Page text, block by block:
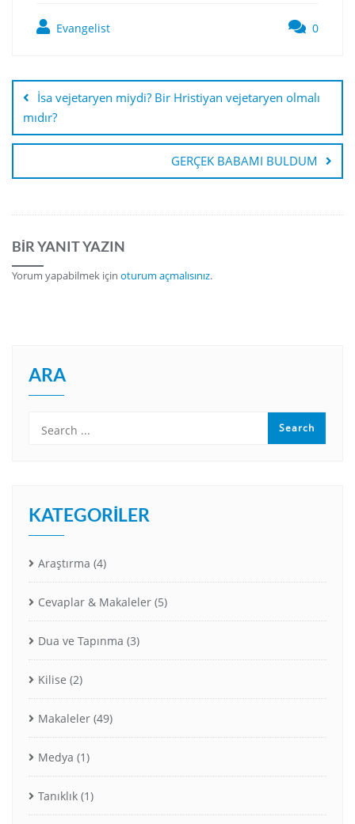
e
o
o
k
er
Evangelist 0
İsa vejetaryen miydi? Bir Hristiyan vejetaryen olmalı
mıdır?
GERÇEK BABAMI BULDUM
BIR YANIT YAZIN
Yorum yapabilmek için oturum açmalısınız.
ARA
KATEGORILER
Araştırma (4)
Cevaplar & Makaleler (5)
Dua ve Tapınma (3)
Kilise (2)
Makaleler (49)
Medya (1)
Tanıklık (1)